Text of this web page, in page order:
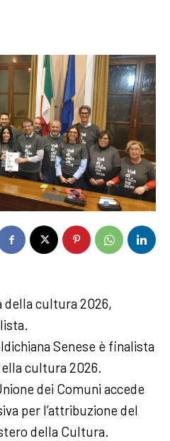
della cultura 2026,
Senese è finalista
cultura 2026.
dei Comuni accede
per l’attribuzione del
della Cultura.